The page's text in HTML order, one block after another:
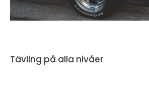
Tävling på alla nivåer